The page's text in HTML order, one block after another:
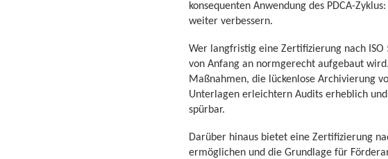
konsequenten Anwendung des PDCA-
weiter verbessern.
Wer langfristig eine Zertifizierung nach ISO
von Anfang an normgerecht aufgebaut
Maßnahmen, die lückenlose Archivierung
Unterlagen erleichtern Audits erheblich
spürbar.
Darüber hinaus bietet eine Zertifizierung
ermöglichen und die Grundlage für